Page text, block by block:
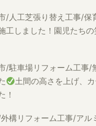
/人工芝張り替え工事/保
工しました！園児たちの
/駐車場リフォーム工事/
土間の高さを上げ、
！
構リフォーム工事/アル